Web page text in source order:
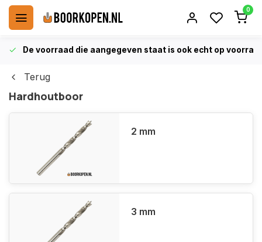
0
De voorraad die aangegeven staat is ook echt op
Terug
Hardhoutboor
2 mm
3 mm